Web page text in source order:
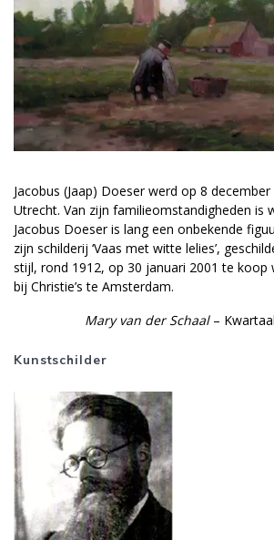
Jacobus (Jaap) Doeser werd op 8
Utrecht. Van zijn familieomstandigheden is
Jacobus Doeser is lang een onbekende
zijn schilderij ‘Vaas met witte lelies’,
stijl, rond 1912, op 30 januari 2001 te koop
bij Christie’s te Amsterdam.
Mary van der Schaal–
Kunstschilder